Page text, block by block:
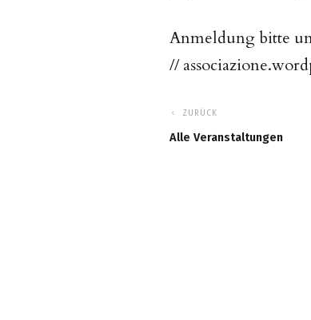
Anmeldung bitte
//
ZURÜCK
Alle Veranstaltungen